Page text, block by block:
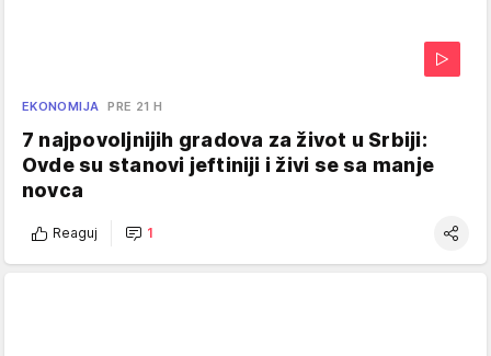
EKONOMIJA PRE 21 H
7 najpovoljnijih gradova za život u Srbiji:
Ovde su stanovi jeftiniji i živi se sa manje
novca
Reaguj 1